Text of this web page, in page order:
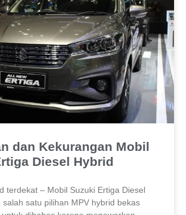
dan Kekurangan Mobil
Diesel Hybrid
terdekat – Mobil Suzuki Ertiga Diesel
salah satu pilihan MPV hybrid bekas